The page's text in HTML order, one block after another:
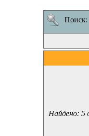
Поиск:
Найдено: 5